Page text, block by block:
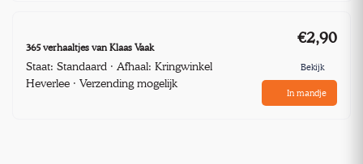
365 verhaaltjes van Klaas Vaak
Staat: Standaard · Afhaal: Kringwinkel
Heverlee · Verzending mogelijk
€2,90
Bekijk
In mandje